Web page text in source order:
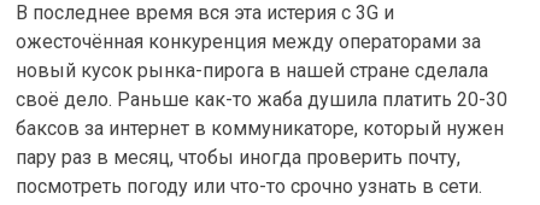
В последнее время вся эта истерия с 3G и
ожесточённая конкуренция между операторами за
новый кусок рынка-пирога в нашей стране сделала
своё дело. Раньше как-то жаба душила платить 20-30
баксов за интернет в коммуникаторе, который нужен
пару раз в месяц, чтобы иногда проверить почту,
посмотреть погоду или что-то срочно узнать в сети.